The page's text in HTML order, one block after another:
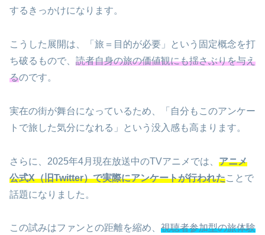
するきっかけになります。
こうした展開は、「旅＝目的が必要」という固定概念を打
ち破るもので、 読者自身の旅の価値観にも揺さぶりを与え
るのです。
実在の街が舞台になっているため、「自分もこのアンケー
トで旅した気分になれる」という没入感も高まります。
さらに、2025年4月現在放送中のTVアニメでは、 アニメ
公式X（旧Twitter）で実際にアンケートが行われたことで
話題になりました。
この試みはファンとの距離を縮め、 視聴者参加型の旅体験